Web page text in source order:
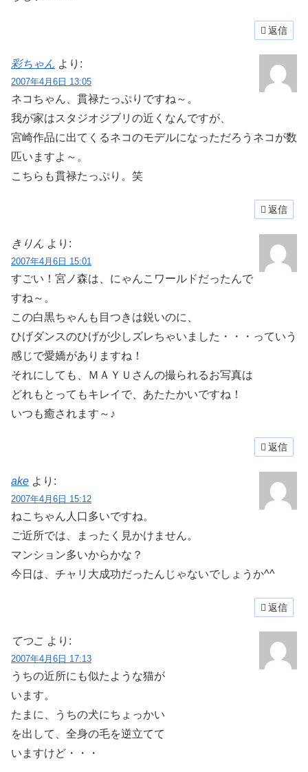
返信
彩ちゃん より:
2007年4月6日 13:05
ネコちゃん、貫禄たっぷりですね～。
我が家はスタジオジブリの近くなんですが、
宮崎作品に出てくるネコのモデルになっただろうネコが数
匹いますよ～。
こちらも貫禄たっぷり。笑
返信
きりん より:
2007年4月6日 15:01
すごい！宮ノ森は、にゃんこワールドだったんで
すね～。
この白黒ちゃんも目つきは鋭いのに、
ひげダンスのひげが少しズレちゃいました・・・っていう
感じで愛嬌がありますね！
それにしても、ＭＡＹＵさんの撮られるお写真は
どれもとってもキレイで、あたたかいですね！
いつも癒されます～♪
返信
ake より:
2007年4月6日 15:12
ねこちゃん人口多いですね。
ご近所では、まったく見かけません。
マンション多いからかな？
今日は、チャリ大成功だったんじゃないでしょうか^^
返信
てつこ より:
2007年4月6日 17:13
うちの近所にも似たような猫が
います。
たまに、うちの犬にちょっかい
を出して、全身の毛を逆立てて
いますけど・・・